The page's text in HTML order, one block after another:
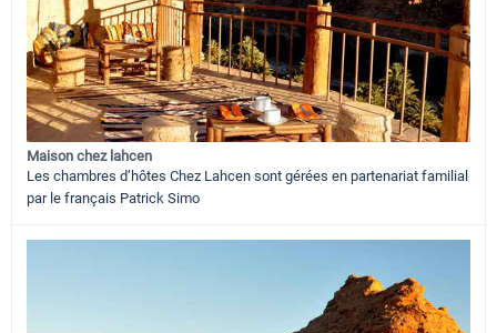
Maison chez lahcen
Les chambres d’hôtes Chez Lahcen sont gérées en partenariat familial
par le français Patrick Simo